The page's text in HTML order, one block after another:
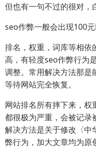
但也有一句不过的很对，
seo作弊一般会出现100元
排名，权重，词库等相依
高，有轻度seo作弊行为
调整。常用解决方法那
等待网站完全恢复。
网站排名所有摔下来，权
都很极为严重，会被记录
解决方法是关于修改〈
弊行为，加大文章均为原